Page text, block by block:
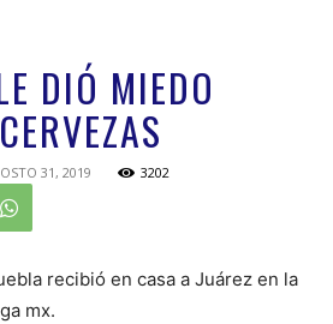
DIÓ MIEDO
31, 2019 3202
recibió en casa a Juárez en la
mx.